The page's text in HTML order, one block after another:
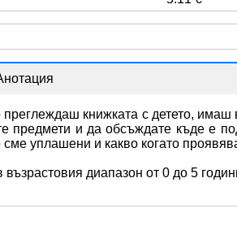
книжката с детето,
предмети и да обсъждате къде е
сме уплашени и какво когато
диапазон от 0 до 5